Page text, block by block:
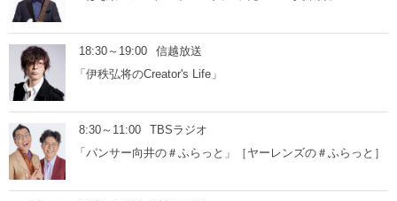
18:30～19:00
信越放送
「伊秩弘将のCreator's Life」
8:30～11:00
TBSラジオ
「パンサー向井の＃ふらっと」［ヤーレンズの＃ふらっと］